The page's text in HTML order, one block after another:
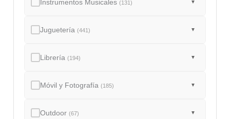
Instrumentos Musicales(131) ▼
Juguetería(441) ▼
Librería(194) ▼
Móvil y Fotografía(185) ▼
Outdoor(67) ▼